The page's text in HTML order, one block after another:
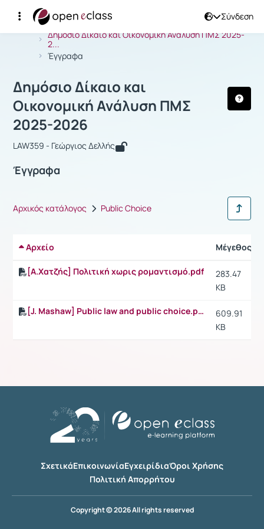
Σύνδεση
Αρχική Σελίδα
Δημόσιο Δίκαιο και Οικονομική Ανάλυση ΠΜΣ 2025-
2...
Έγγραφα
Μάθημα : Δημόσιο Δίκαιο και
Δημόσιο Δίκαιο και
Οικονομική Ανάλυση ΠΜΣ
2025-2026
LAW359 - Γεώργιος Δελλής
Έγγραφα
Αρχικός κατάλογος Public Choice
Αρχείο Μέγεθος
[A.Χατζής] Πολιτική χωρις ρομαντισμό.pdf
283.47
KB
[J. Mashaw] Public law and public choice.pdf
609.91
KB
ΣχετικάΕπικοινωνίαΕγχειρίδιαΌροι Χρήσης
Πολιτική Απορρήτου
Copyright © 2026 All rights reserved